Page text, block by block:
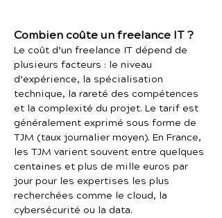
Combien coûte un freelance IT ?
Le coût d’un freelance IT dépend de
plusieurs facteurs : le niveau
d’expérience, la spécialisation
technique, la rareté des compétences
et la complexité du projet. Le tarif est
généralement exprimé sous forme de
TJM (taux journalier moyen). En France,
les TJM varient souvent entre quelques
centaines et plus de mille euros par
jour pour les expertises les plus
recherchées comme le cloud, la
cybersécurité ou la data.